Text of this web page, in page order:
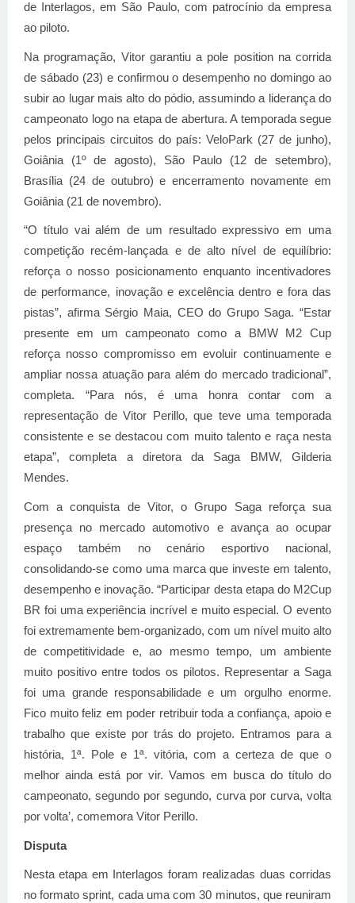
de Interlagos, em São Paulo, com patrocínio da empresa
ao piloto.
Na programação, Vitor garantiu a pole position na corrida
de sábado (23) e confirmou o desempenho no domingo ao
subir ao lugar mais alto do pódio, assumindo a liderança do
campeonato logo na etapa de abertura. A temporada segue
pelos principais circuitos do país: VeloPark (27 de junho),
Goiânia (1º de agosto), São Paulo (12 de setembro),
Brasília (24 de outubro) e encerramento novamente em
Goiânia (21 de novembro).
“O título vai além de um resultado expressivo em uma
competição recém-lançada e de alto nível de equilíbrio:
reforça o nosso posicionamento enquanto incentivadores
de performance, inovação e excelência dentro e fora das
pistas”, afirma Sérgio Maia, CEO do Grupo Saga. “Estar
presente em um campeonato como a BMW M2 Cup
reforça nosso compromisso em evoluir continuamente e
ampliar nossa atuação para além do mercado tradicional”,
completa. “Para nós, é uma honra contar com a
representação de Vitor Perillo, que teve uma temporada
consistente e se destacou com muito talento e raça nesta
etapa”, completa a diretora da Saga BMW, Gilderia
Mendes.
Com a conquista de Vitor, o Grupo Saga reforça sua
presença no mercado automotivo e avança ao ocupar
espaço também no cenário esportivo nacional,
consolidando-se como uma marca que investe em talento,
desempenho e inovação. “Participar desta etapa do M2Cup
BR foi uma experiência incrível e muito especial. O evento
foi extremamente bem-organizado, com um nível muito alto
de competitividade e, ao mesmo tempo, um ambiente
muito positivo entre todos os pilotos. Representar a Saga
foi uma grande responsabilidade e um orgulho enorme.
Fico muito feliz em poder retribuir toda a confiança, apoio e
trabalho que existe por trás do projeto. Entramos para a
história, 1ª. Pole e 1ª. vitória, com a certeza de que o
melhor ainda está por vir. Vamos em busca do título do
campeonato, segundo por segundo, curva por curva, volta
por volta’, comemora Vitor Perillo.
Disputa
Nesta etapa em Interlagos foram realizadas duas corridas
no formato sprint, cada uma com 30 minutos, que reuniram